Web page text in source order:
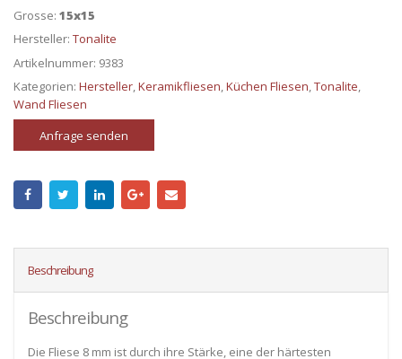
Grosse: 15x15
Hersteller: Tonalite
Artikelnummer: 9383
Kategorien: Hersteller,Keramikfliesen,Küchen Fliesen,Tonalite,
Wand Fliesen
Anfrage senden
Beschreibung
Beschreibung
Die Fliese 8 mm ist durch ihre Stärke, eine der härtesten